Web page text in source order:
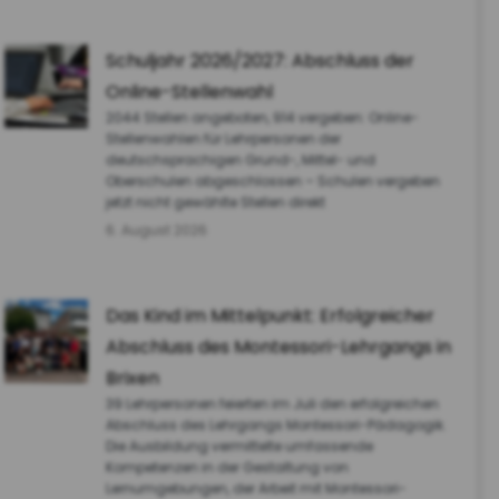
Schuljahr 2026/2027: Abschluss der
Online-Stellenwahl
2044 Stellen angeboten, 914 vergeben: Online-
Stellenwahlen für Lehrpersonen der
deutschsprachigen Grund-, Mittel- und
Oberschulen abgeschlossen – Schulen vergeben
jetzt nicht gewählte Stellen direkt
6. August 2026
Das Kind im Mittelpunkt: Erfolgreicher
Abschluss des Montessori-Lehrgangs in
Brixen
39 Lehrpersonen feierten im Juli den erfolgreichen
Abschluss des Lehrgangs Montessori-Pädagogik.
Die Ausbildung vermittelte umfassende
Kompetenzen in der Gestaltung von
Lernumgebungen, der Arbeit mit Montessori-